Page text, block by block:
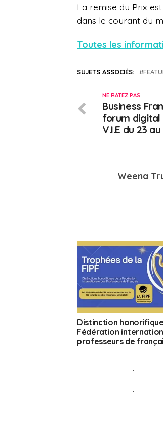
La remise du Prix
dans le courant du
Toutes les
SUJETS ASSOCIÉS:
NE RATEZ PAS
Business
forum
V.I.E du 23
Weena
Distinction
Fédération
professeurs de